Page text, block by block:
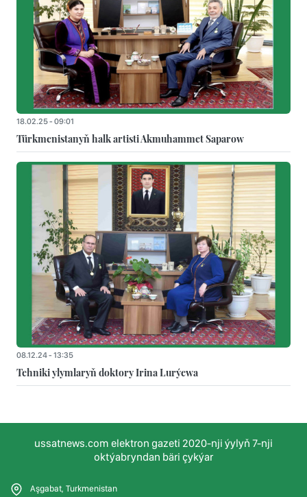
18.02.25 - 09:01
Türkmenistanyň halk artisti Akmuhammet Saparow
08.12.24 - 13:35
Tehniki ylymlaryň doktory Irina Lurýewa
ussatnews.com elektron gazeti 2020-nji ýylyň 7-nji
oktýabryndan bäri çykýar
Aşgabat, Turkmenistan